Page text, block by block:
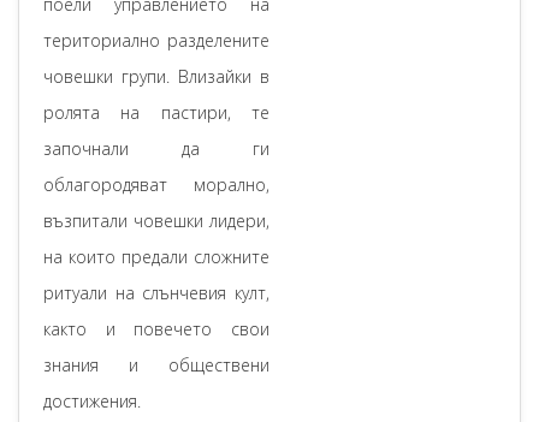
териториално разделените
човешки групи. Влизайки в
ролята на пастири, те
започнали да ги
облагородяват морално,
възпитали човешки лидери,
на които предали сложните
ритуали на слънчевия култ,
както и повечето свои
знания и обществени
достижения.